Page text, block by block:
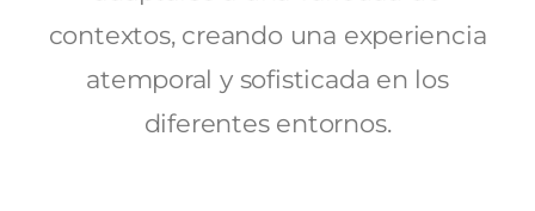
contextos, creando una experiencia
atemporal y sofisticada en los
diferentes entornos.